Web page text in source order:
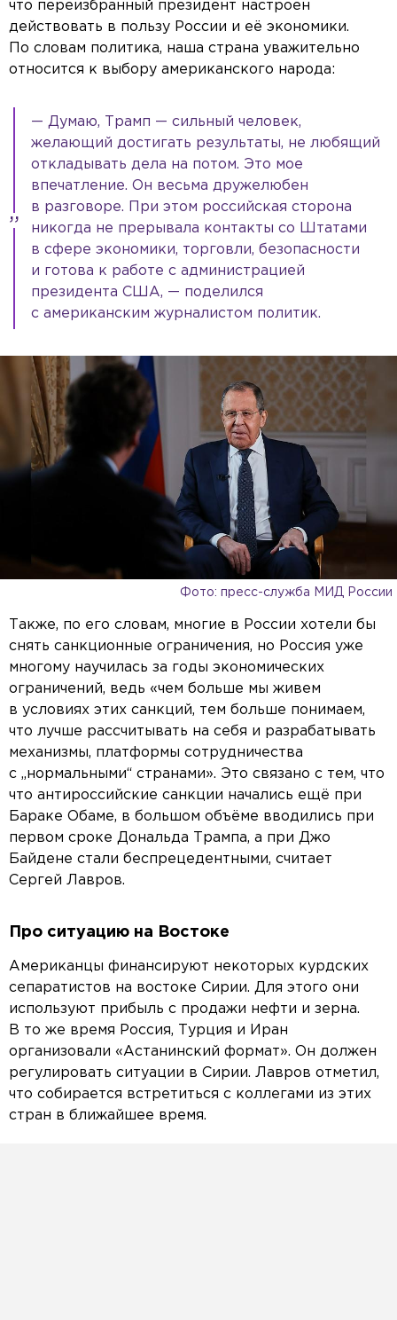
Video Player is loading.
This is a modal window.
Beginning of dialog window. Escape will cancel and close the window.
Text Background
Caption Area Background
Font Size
Text Edge Style
End of dialog window.
что переизбранный президент настроен
действовать в пользу России и её экономики.
По словам политика, наша страна уважительно
относится к выбору американского народа:
— Думаю, Трамп — сильный человек,
желающий достигать результаты, не любящий
откладывать дела на потом. Это мое
впечатление. Он весьма дружелюбен
в разговоре. При этом российская сторона
никогда не прерывала контакты со Штатами
в сфере экономики, торговли, безопасности
и готова к работе с администрацией
президента США, — поделился
с американским журналистом политик.
Фото: пресс-служба МИД России
Также, по его словам, многие в России хотели бы
снять санкционные ограничения, но Россия уже
многому научилась за годы экономических
ограничений, ведь «чем больше мы живем
в условиях этих санкций, тем больше понимаем,
что лучше рассчитывать на себя и разрабатывать
механизмы, платформы сотрудничества
с „нормальными“ странами». Это связано с тем, что
что антироссийские санкции начались ещё при
Бараке Обаме, в большом объёме вводились при
первом сроке Дональда Трампа, а при Джо
Байдене стали беспрецедентными, считает
Сергей Лавров.
Про ситуацию на Востоке
Американцы финансируют некоторых курдских
сепаратистов на востоке Сирии. Для этого они
используют прибыль с продажи нефти и зерна.
В то же время Россия, Турция и Иран
организовали «Астанинский формат». Он должен
регулировать ситуации в Сирии. Лавров отметил,
что собирается встретиться с коллегами из этих
стран в ближайшее время.